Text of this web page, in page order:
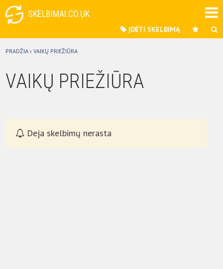
SKELBIMAI.CO.UK
ĮDĖTI SKELBIMĄ
PRADŽIA › VAIKŲ PRIEŽIŪRA
VAIKŲ PRIEŽIŪRA
Deja skelbimų nerasta